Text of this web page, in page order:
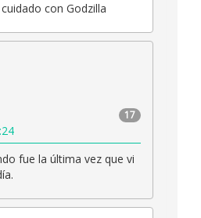
con Godzilla
17
fue la última vez que vi